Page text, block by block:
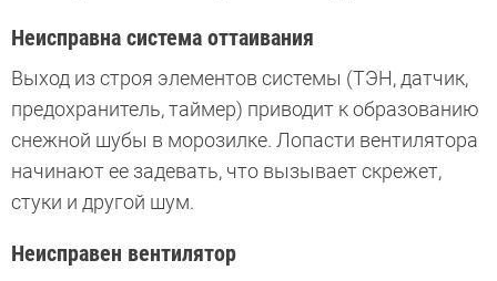
Неисправна система оттаивания
Выход из строя элементов системы (ТЭН, датчик,
предохранитель, таймер) приводит к образованию
снежной шубы в морозилке. Лопасти вентилятора
начинают ее задевать, что вызывает скрежет,
стуки и другой шум.
Неисправен вентилятор